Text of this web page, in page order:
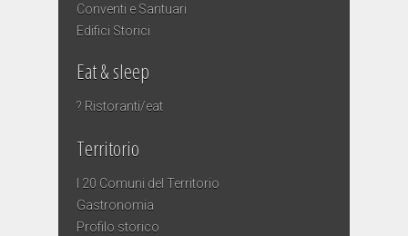
Conventi e Santuari
Edifici Storici
Eat & sleep
? Ristoranti/eat
Territorio
I 20 Comuni del Territorio
Gastronomia
Profilo storico